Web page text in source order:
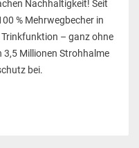
Nachhaltigkeit! Seit
% Mehrwegbecher in
Trinkfunktion – ganz ohne
Millionen Strohhalme
bei.